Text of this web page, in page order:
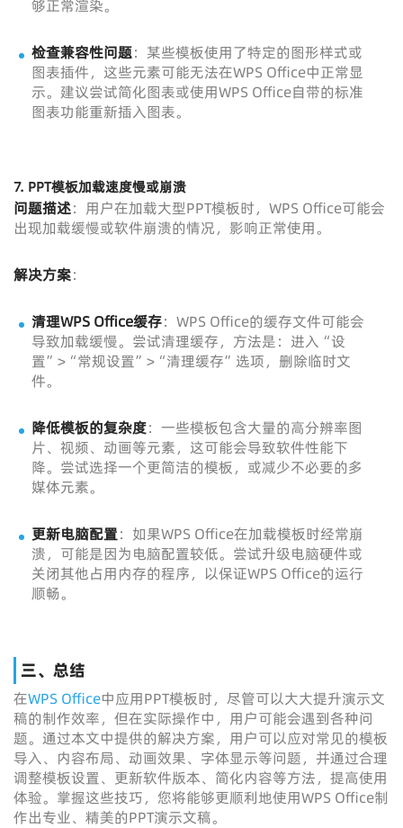
够正常渲染。
检查兼容性问题：某些模板使用了特定的图形样式或
图表插件，这些元素可能无法在WPS Office中正常显
示。建议尝试简化图表或使用WPS Office自带的标准
图表功能重新插入图表。
7. PPT模板加载速度慢或崩溃
问题描述：用户在加载大型PPT模板时，WPS Office可能会
出现加载缓慢或软件崩溃的情况，影响正常使用。
解决方案：
清理WPS Office缓存：WPS Office的缓存文件可能会
导致加载缓慢。尝试清理缓存，方法是：进入“设
置”>“常规设置”>“清理缓存”选项，删除临时文
件。
降低模板的复杂度：一些模板包含大量的高分辨率图
片、视频、动画等元素，这可能会导致软件性能下
降。尝试选择一个更简洁的模板，或减少不必要的多
媒体元素。
更新电脑配置：如果WPS Office在加载模板时经常崩
溃，可能是因为电脑配置较低。尝试升级电脑硬件或
关闭其他占用内存的程序，以保证WPS Office的运行
顺畅。
三、总结
在WPS Office中应用PPT模板时，尽管可以大大提升演示文
稿的制作效率，但在实际操作中，用户可能会遇到各种问
题。通过本文中提供的解决方案，用户可以应对常见的模板
导入、内容布局、动画效果、字体显示等问题，并通过合理
调整模板设置、更新软件版本、简化内容等方法，提高使用
体验。掌握这些技巧，您将能够更顺利地使用WPS Office制
作出专业、精美的PPT演示文稿。